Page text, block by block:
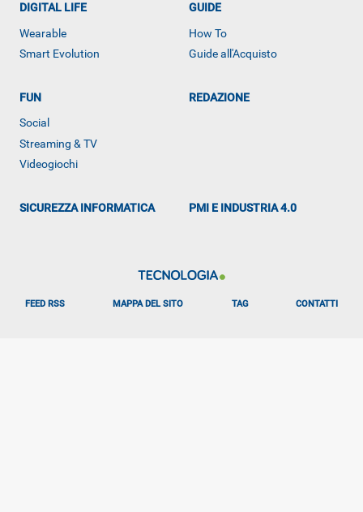
ALTRODIGITAL LIFE
Wearable
Smart Evolution
GUIDE
How To
Guide all'Acquisto
FUN
Social
Streaming & TV
Videogiochi
REDAZIONE
SICUREZZA INFORMATICA PMI E INDUSTRIA 4.0
FEED RSS MAPPA DEL SITO TAG CONTATTI